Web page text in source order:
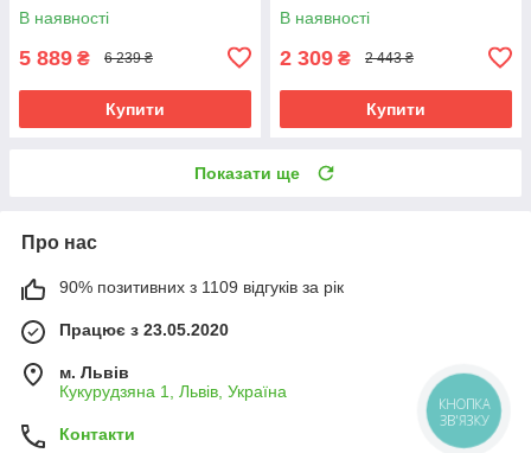
В наявності
5 889 ₴ 6 239 ₴
Купити
В наявності
2 309 ₴ 2 443 ₴
Купити
Показати ще
Про нас
90% позитивних з 1109 відгуків за рік
Працює з 23.05.2020
м. Львів
Кукурудзяна 1, Львів, Україна
Контакти
КНОПКА
ЗВ'ЯЗКУ